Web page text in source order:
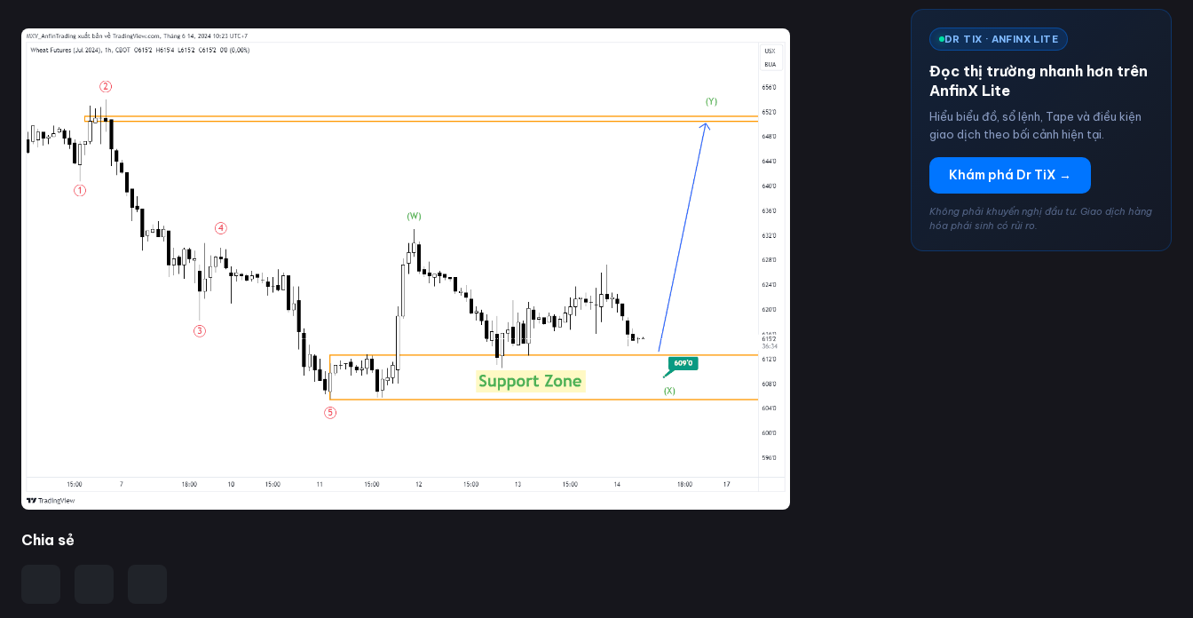
Chia sẻ
DR TIX · ANFINX LITE
Đọc thị trường nhanh hơn trên
AnfinX Lite
Hiểu biểu đồ, sổ lệnh, Tape và điều kiện
giao dịch theo bối cảnh hiện tại.
Khám phá Dr TiX →
Không phải khuyến nghị đầu tư. Giao dịch hàng
hóa phái sinh có rủi ro.